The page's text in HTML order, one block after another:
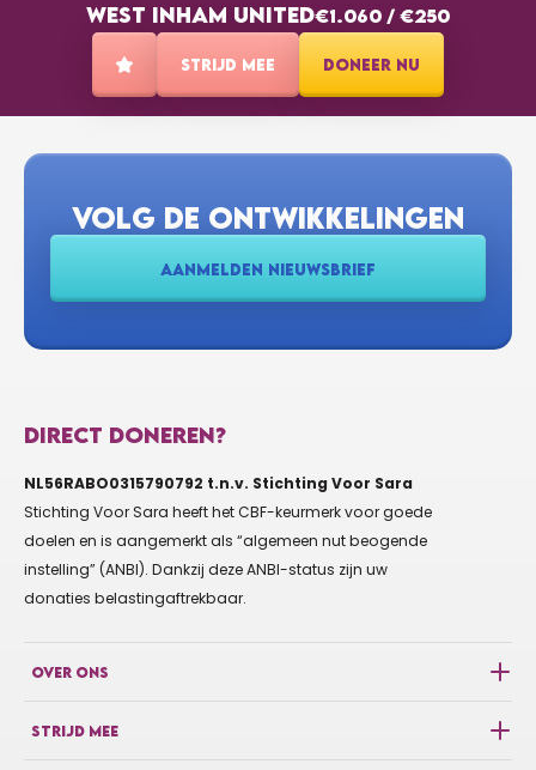
CATHY TESSELAAR
Klaar voor de lunch! Super Liselotte!
ANONIEM €20
Chef Liselotte, zet 'm op! #TeamLunchsalade
Alvast geld voor Stijn in een NAC-shirt
ZIDIER ADAMS
Zet hem op heren, goed bezig!
WEST INHAM UNITED€1.060 / €250
STRIJD MEE DONEER NU
VOLG DE ONTWIKKELINGEN
AANMELDEN NIEUWSBRIEF
DIRECT DONEREN?
NL56RABO0315790792 t.n.v. Stichting Voor Sara
Stichting Voor Sara heeft het CBF-keurmerk voor goede
doelen en is aangemerkt als “algemeen nut beogende
instelling” (ANBI). Dankzij deze ANBI-status zijn uw
donaties belastingaftrekbaar.
OVER ONS
STRIJD MEE